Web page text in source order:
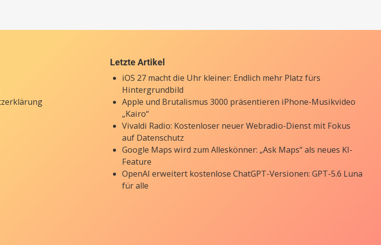
Letzte Artikel
iOS 27 macht die Uhr kleiner: Endlich mehr Platz fürs
Hintergrundbild
Apple und Brutalismus 3000 präsentieren iPhone-Musikvideo
„Kairo“
Vivaldi Radio: Kostenloser neuer Webradio-Dienst mit Fokus
auf Datenschutz
Google Maps wird zum Alleskönner: „Ask Maps“ als neues KI-
Feature
OpenAI erweitert kostenlose ChatGPT-Versionen: GPT-5.6 Luna
für alle